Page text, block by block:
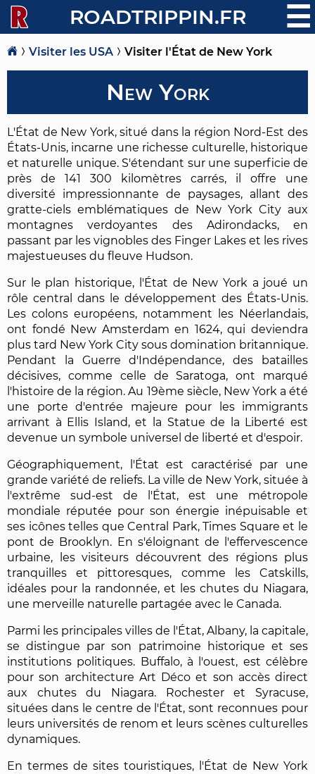
ROADTRIPPIN.FR ☰
Visiter les USA Visiter l'État de New York
New York
L'État de New York, situé dans la région Nord-Est des
États-Unis, incarne une richesse culturelle, historique
et naturelle unique. S'étendant sur une superficie de
près de 141 300 kilomètres carrés, il offre une
diversité impressionnante de paysages, allant des
gratte-ciels emblématiques de New York City aux
montagnes verdoyantes des Adirondacks, en
passant par les vignobles des Finger Lakes et les rives
majestueuses du fleuve Hudson.
Sur le plan historique, l'État de New York a joué un
rôle central dans le développement des États-Unis.
Les colons européens, notamment les Néerlandais,
ont fondé New Amsterdam en 1624, qui deviendra
plus tard New York City sous domination britannique.
Pendant la Guerre d'Indépendance, des batailles
décisives, comme celle de Saratoga, ont marqué
l'histoire de la région. Au 19ème siècle, New York a été
une porte d'entrée majeure pour les immigrants
arrivant à Ellis Island, et la Statue de la Liberté est
devenue un symbole universel de liberté et d'espoir.
Géographiquement, l'État est caractérisé par une
grande variété de reliefs. La ville de New York, située à
l'extrême sud-est de l'État, est une métropole
mondiale réputée pour son énergie inépuisable et
ses icônes telles que Central Park, Times Square et le
pont de Brooklyn. En s'éloignant de l'effervescence
urbaine, les visiteurs découvrent des régions plus
tranquilles et pittoresques, comme les Catskills,
idéales pour la randonnée, et les chutes du Niagara,
une merveille naturelle partagée avec le Canada.
Parmi les principales villes de l'État, Albany, la capitale,
se distingue par son patrimoine historique et ses
institutions politiques. Buffalo, à l'ouest, est célèbre
pour son architecture Art Déco et son accès direct
aux chutes du Niagara. Rochester et Syracuse,
situées dans le centre de l'État, sont reconnues pour
leurs universités de renom et leurs scènes culturelles
dynamiques.
En termes de sites touristiques, l'État de New York